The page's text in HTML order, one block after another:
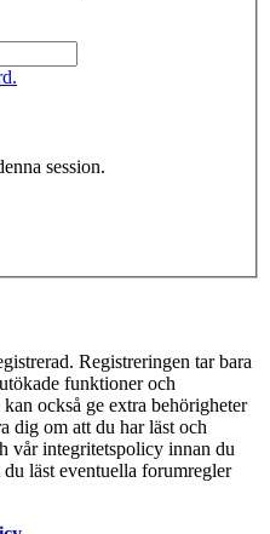
session.
Registreringen tar bara
funktioner och
också ge extra behörigheter
dig om att du har läst och
vår integritetspolicy innan du
läst eventuella forumregler